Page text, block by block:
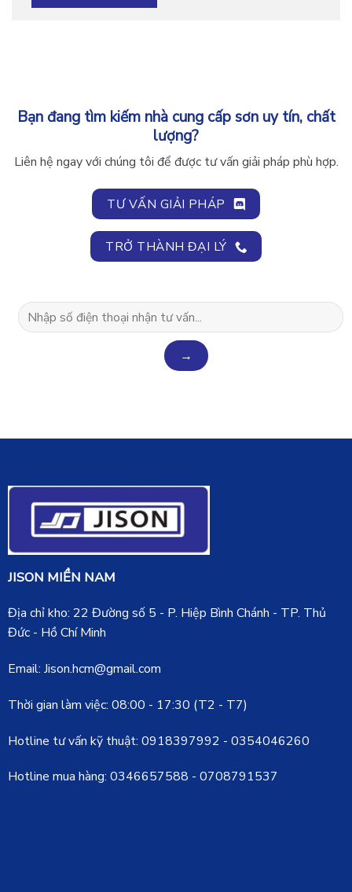
Bạn đang tìm kiếm nhà cung cấp sơn uy tín, chất
lượng?
Liên hệ ngay với chúng tôi để được tư vấn giải pháp phù hợp.
TƯ VẤN GIẢI PHÁP
TRỞ THÀNH ĐẠI LÝ
JISON MIỀN NAM
Địa chỉ kho: 22 Đường số 5 - P. Hiệp Bình Chánh - TP. Thủ
Đức - Hồ Chí Minh
Email: Jison.hcm@gmail.com
Thời gian làm việc: 08:00 - 17:30 (T2 - T7)
Hotline tư vấn kỹ thuật: 0918397992 - 0354046260
Hotline mua hàng: 0346657588 - 0708791537